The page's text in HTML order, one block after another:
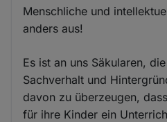
Menschliche und
anders aus!
Es ist an uns Säkularen,
Sachverhalt und
davon zu überzeugen, dass
für ihre Kinder ein